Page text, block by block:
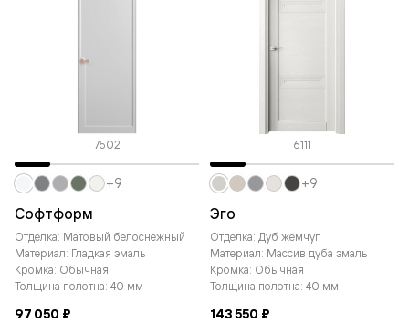
7502
Софтформ
Отделка: Матовый белоснежный
Материал: Гладкая эмаль
Кромка: Обычная
Толщина полотна: 40 мм
97 050 ₽
+9
6111
Эго
Отделка: Дуб жемчуг
Материал: Массив дуба эмаль
Кромка: Обычная
Толщина полотна: 40 мм
143 550 ₽
+9